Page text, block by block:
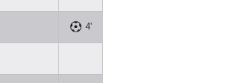
4'